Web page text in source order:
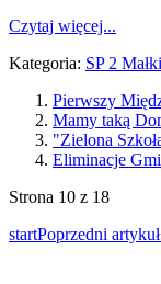
Czytaj więcej...
Kategoria: SP 2
Pierwszy
Mamy taką
"Zielona
Eliminacje
Strona 10 z 18
startPoprzedni artykuł